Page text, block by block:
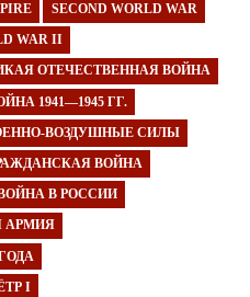
SECOND WORLD WAR
WAR II
ОТЕЧЕСТВЕННАЯ ВОЙНА
1941—1945 ГГ.
ВОЗДУШНЫЕ СИЛЫ
ВОЙНА
В РОССИИ
АРМИЯ
I